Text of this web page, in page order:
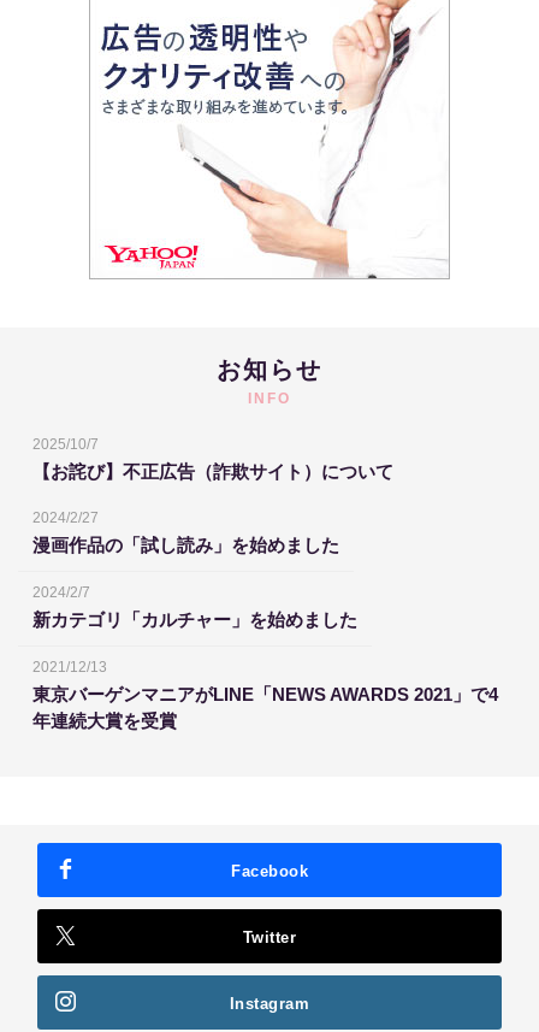
お知らせ
INFO
2025/10/7
【お詫び】不正広告（詐欺サイト）について
2024/2/27
漫画作品の「試し読み」を始めました
2024/2/7
新カテゴリ「カルチャー」を始めました
2021/12/13
東京バーゲンマニアがLINE「NEWS AWARDS 2021」で4
年連続大賞を受賞
Facebook
Twitter
Instagram